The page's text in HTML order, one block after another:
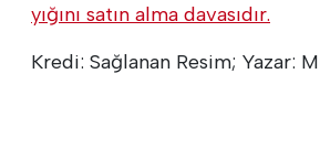
yığını satın alma davasıdır.
Kredi: Sağlanan Resim; Yazar: